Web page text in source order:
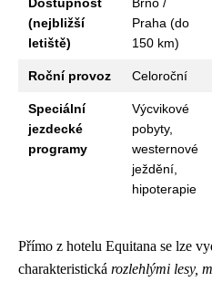
(nejbližší
letiště)
Praha (do
150 km)
Roční provoz Celoroční
Speciální
jezdecké
programy
Výcvikové
pobyty,
westernové
ježdění,
hipoterapie
Přímo z hotelu Equitana se lze
charakteristická rozlehlými lesy,